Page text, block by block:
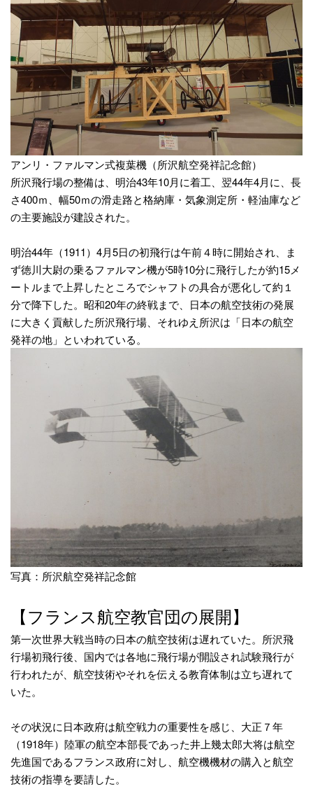
アンリ・ファルマン式複葉機（所沢航空発祥記念館）
所沢飛行場の整備は、明治43年10月に着工、翌44年4月に、長
さ400ｍ、幅50ｍの滑走路と格納庫・気象測定所・軽油庫など
の主要施設が建設された。
明治44年（1911）4月5日の初飛行は午前４時に開始され、ま
ず徳川大尉の乗るファルマン機が5時10分に飛行したが約15メ
ートルまで上昇したところでシャフトの具合が悪化して約１
分で降下した。昭和20年の終戦まで、日本の航空技術の発展
に大きく貢献した所沢飛行場、それゆえ所沢は「日本の航空
発祥の地」といわれている。
写真：所沢航空発祥記念館
【フランス航空教官団の展開】
第一次世界大戦当時の日本の航空技術は遅れていた。所沢飛
行場初飛行後、国内では各地に飛行場が開設され試験飛行が
行われたが、航空技術やそれを伝える教育体制は立ち遅れて
いた。
その状況に日本政府は航空戦力の重要性を感じ、大正７年
（1918年）陸軍の航空本部長であった井上幾太郎大将は航空
先進国であるフランス政府に対し、航空機機材の購入と航空
技術の指導を要請した。